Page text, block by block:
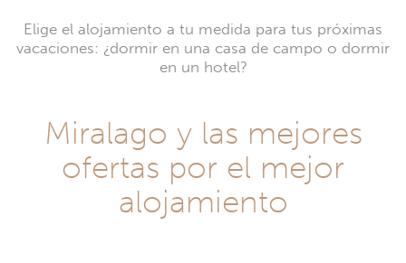
Elige el alojamiento a tu medida para tus próximas
vacaciones: ¿dormir en una casa de campo o dormir
en un hotel?
Miralago y las mejores
ofertas por el mejor
alojamiento